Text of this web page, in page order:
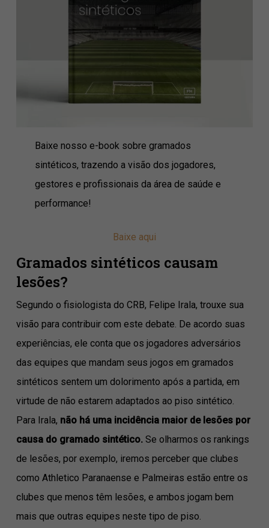
Baixe nosso e-book sobre gramados
sintéticos, trazendo a visão dos jogadores,
gestores e profissionais da área de saúde e
performance!
Baixe aqui
Gramados sintéticos causam
lesões?
Segundo o fisiologista do CRB, Felipe Irala, trouxe sua
visão para contribuir com este debate. De acordo suas
experiências, ele conta que os jogadores adversários
das equipes que mandam seus jogos em gramados
sintéticos sentem um dolorimento após a partida, em
virtude de não estarem adaptados ao piso sintético.
Para Irala, não há uma incidência maior de lesões por
causa do gramado sintético.Se olharmos os rankings
de lesões, por exemplo, iremos perceber que clubes
como Athletico Paranaense e Palmeiras estão entre os
clubes que menos têm lesões, e ambos jogam bem
mais que outras equipes neste tipo de piso.